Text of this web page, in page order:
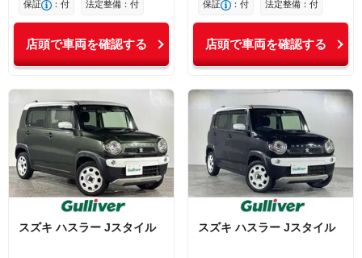
保証 ：付 法定整備：付
店頭で車両を確認する
保証 ：付 法定整備：付
店頭で車両を確認する
スズキ ハスラー Jスタイル スズキ ハスラー Jスタイル